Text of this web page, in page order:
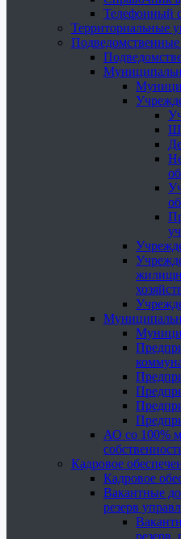
Телефонный
Территориальные
Подведомственные
АО со 100%
Кадровое
Кадровое
Вакантные
резерв
резерв,